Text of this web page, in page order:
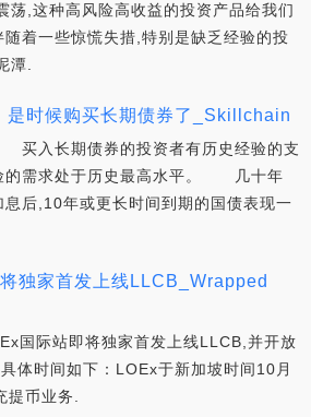
荡,这种高风险高收益的投资产品给我们
着一些惊慌失措,特别是缺乏经验的投
潭.
是时候购买长期债券了_Skillchain
入长期债券的投资者有历史经验的支
的需求处于历史最高水平。 几十年
后,10年或更长时间到期的国债表现一
独家首发上线LLCB_Wrapped
国际站即将独家首发上线LLCB,并开放
体时间如下：LOEx于新加坡时间10月
提币业务.